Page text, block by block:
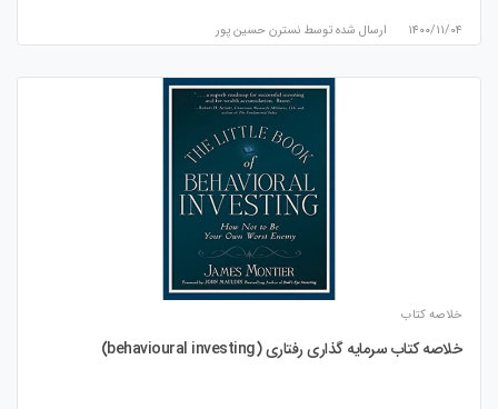
۱۴۰۰/۱۱/۰۴ ارسال شده توسط نسترن حسین پور
خلاصه کتاب
خلاصه کتاب سرمایه گذاری رفتاری (behavioural investing)